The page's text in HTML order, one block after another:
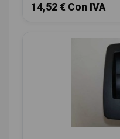
14,52 € Con IVA